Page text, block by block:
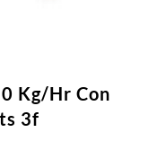
Kg/Hr Con
3f